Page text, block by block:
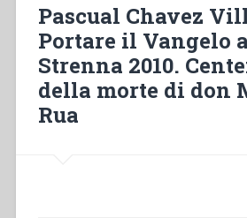
Pascual Chavez
Portare il Vangelo
Strenna 2010.
della morte di don
Rua